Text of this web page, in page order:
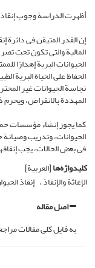
أظهرت الدراسة وجوب إنقاذ
إن القدر المتیقن فی دائرة
المالیة والتی تکون تحت
الحیوانات البریة إهدارًا
الحفاظ على الحیاة البریة
نجاسة الحیوانات غیر
المهددة بالانقراض، ویحرم
کما یجوز إنشاء مؤسسات
الحیوانات، وتدریب
فی بعض الحالات، یجب
کلیدواژه‌ها[العربیة]
الإغاثة والإنقاذ إنقاذ
اصل مقاله
به فایل کلی مقالات